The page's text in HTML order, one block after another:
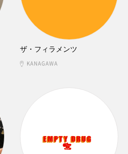
ザ・フィラメンツ
KANAGAWA